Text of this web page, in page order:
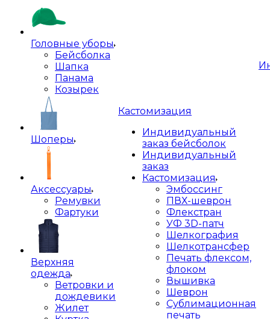
Головные уборы
Бейсболка
Шапка
Панама
Козырек
Шоперы
Аксессуары
Ремувки
Фартуки
Верхняя
одежда
Ветровки и
дождевики
Жилет
Кастомизация
Индивидуальный
заказ бейсболок
Индивидуальный
заказ
Кастомизация
Эмбоссинг
ПВХ-шеврон
Флекстран
УФ 3D-патч
Шелкография
Шелкотрансфер
Печать флексом,
флоком
Вышивка
Шеврон
Сублимационная
печать